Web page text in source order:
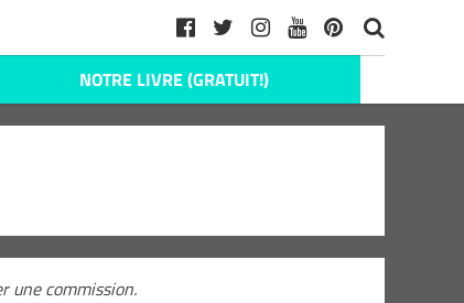
NOTRE LIVRE (GRATUIT!)
une commission.